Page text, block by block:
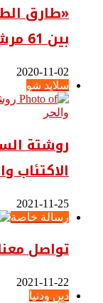
«طارق
بين 61 مرشحًا في «أوسيم والوراق»
2020-11-02
سلايد شو
روشتة
الاكتئاب
2021-11-25
رسالة خاصة
تواصل
2021-11-22
دين ودنيا